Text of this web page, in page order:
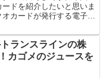
ドを紹介したいと思いま
カードが発行する電子マ
ランスラインの株
カゴメのジュースを